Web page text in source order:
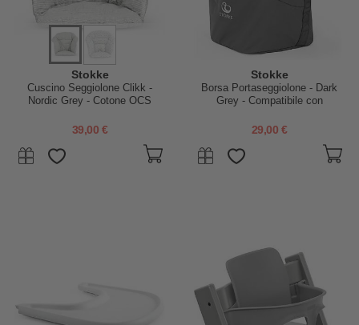
Stokke
Cuscino Seggiolone Clikk -
Nordic Grey - Cotone OCS
39,00 €
Stokke
Borsa Portaseggiolone - Dark
Grey - Compatibile con
29,00 €